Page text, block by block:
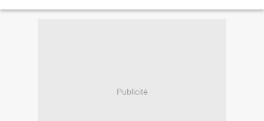
Publicité